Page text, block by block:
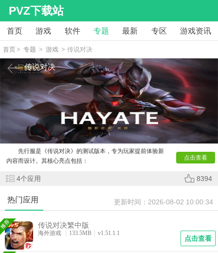
PVZ下载站
首页 游戏 软件 专题 最新 专区 游戏资讯
首页> 专题 > 游戏 > 传说对决
传说对决
点击查看
传说对决》（Arena of Valor）是腾讯与Garena联合推
出的5V5公平竞技MOBA手游，以英雄对战、推塔为核心玩
法，凭借精美画面与丰富策略性成为全球热门游戏。其版本矩
阵涵盖先行服、台服与官方正版，分别聚焦新内容测试、本地
化体验与权威内容，构建了从创新玩法到稳定运营的完整生
态。
先行服
先行服是《传说对决》的测试版本，专为玩家提前体验新
内容而设计。其核心亮点包括：
新皮肤及玩法模式（如飞钩模式）；
长；
多模式支持：涵盖1v1、3v3、5v5等经典模式，满足不同
竞技需求；
版本迭代快：定期更新英雄技能、地图细节与平衡性调
整，保持游戏活力；
社区互动：玩家可通过论坛反馈BUG与建议，参与游戏优
4个应用 8394
热门应用 更新时间： 2026-08-02 10:00:34
传说对决繁中版
海外游戏 133.5MB v1.51.1.1
点击查看